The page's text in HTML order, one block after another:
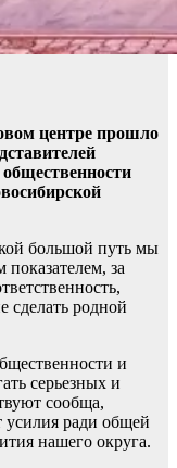
центре прошло
большой путь мы
за
сделать родной
и
серьезных и
сообща,
усилия ради общей
нашего округа.